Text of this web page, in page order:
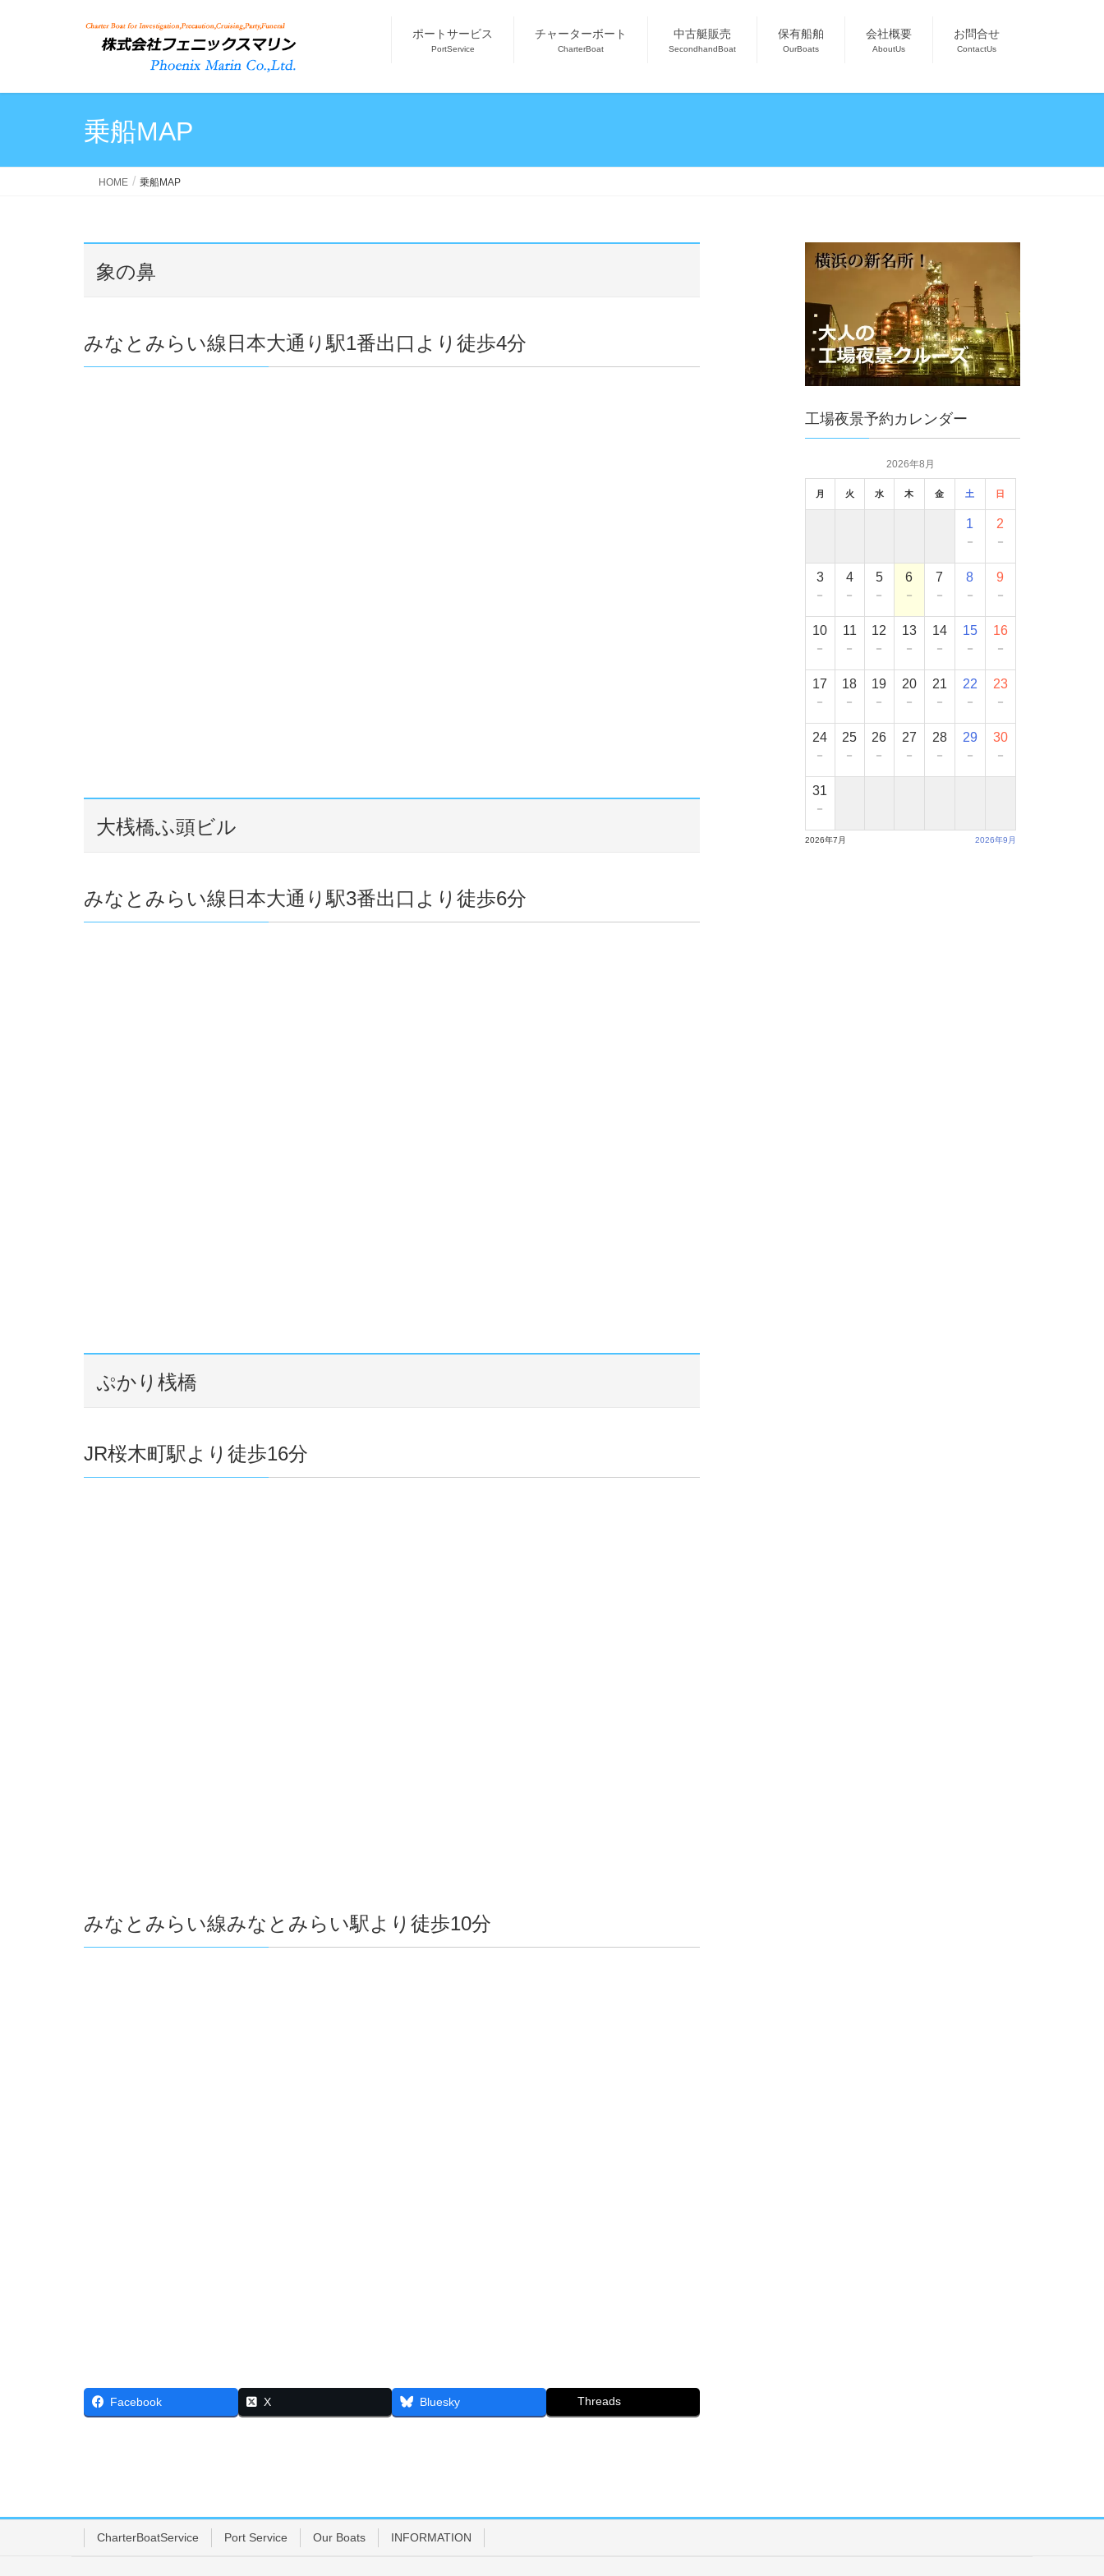
ポートサービス
PortService
チャーターボート
CharterBoat
中古艇販売
SecondhandBoat
保有船舶
OurBoats
会社概要
AboutUs
お問合せ
ContactUs
乗船MAP
HOME 乗船MAP
象の鼻
みなとみらい線日本大通り駅1番出口より徒歩4分
大桟橋ふ頭ビル
みなとみらい線日本大通り駅3番出口より徒歩6分
ぷかり桟橋
JR桜木町駅より徒歩16分
みなとみらい線みなとみらい駅より徒歩10分
Facebook X Bluesky Threads
工場夜景予約カレンダー
2026年8月
月 火 水 木 金 土 日
1
－
2
－
3
－
4
－
5
－
6
－
7
－
8
－
9
－
10
－
11
－
12
－
13
－
14
－
15
－
16
－
17
－
18
－
19
－
20
－
21
－
22
－
23
－
24
－
25
－
26
－
27
－
28
－
29
－
30
－
31
－
2026年7月 2026年9月
CharterBoatService Port Service Our Boats INFORMATION